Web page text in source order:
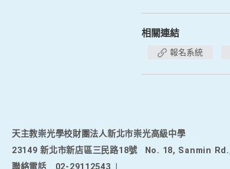
相關連結
報名系統
天主教崇光學校財團法人新北市崇光高級中學
23149 新北市新店區三民路18號
No. 18, Sanmin
聯絡電話
02-29112543